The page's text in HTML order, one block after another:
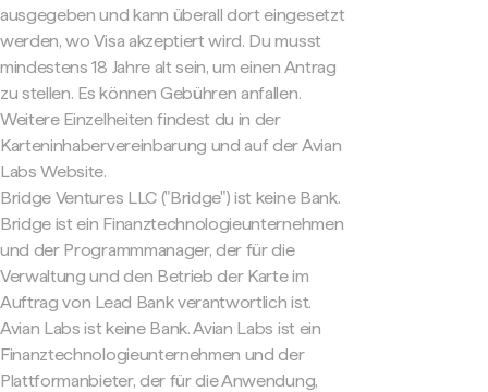
ausgegeben und kann überall dort eingesetzt
werden, wo Visa akzeptiert wird. Du musst
mindestens 18 Jahre alt sein, um einen Antrag
zu stellen. Es können Gebühren anfallen.
Weitere Einzelheiten findest du in der
Karteninhabervereinbarung und auf der Avian
Labs Website.
Bridge Ventures LLC ("Bridge") ist keine Bank.
Bridge ist ein Finanztechnologieunternehmen
und der Programmmanager, der für die
Verwaltung und den Betrieb der Karte im
Auftrag von Lead Bank verantwortlich ist.
Avian Labs ist keine Bank. Avian Labs ist ein
Finanztechnologieunternehmen und der
Plattformanbieter, der für die Anwendung,